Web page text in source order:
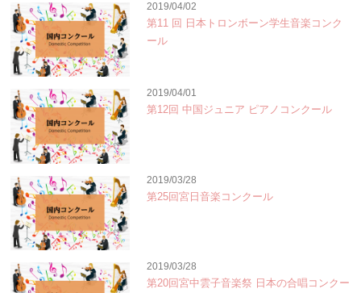
2019/04/02
第11 回 日本トロンボーン学生音楽コンク
ール
2019/04/01
第12回 中国ジュニア ピアノコンクール
2019/03/28
第25回宮日音楽コンクール
2019/03/28
第20回宮中雲子音楽祭 日本の合唱コンクー